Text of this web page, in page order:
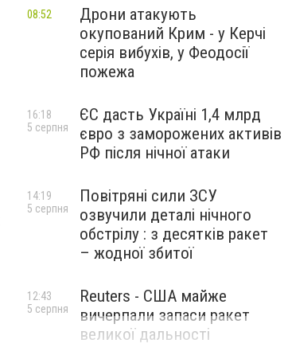
Дрони атакують
окупований Крим - у Керчі
серія вибухів, у Феодосії
пожежа
08:52
ЄС дасть Україні 1,4 млрд
євро з заморожених активів
РФ після нічної атаки
16:18
5 серпня
Повітряні сили ЗСУ
озвучили деталі нічного
обстрілу : з десятків ракет
– жодної збитої
14:19
5 серпня
Reuters - США майже
вичерпали запаси ракет
великої дальності
12:43
5 серпня